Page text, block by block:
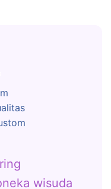
wisuda